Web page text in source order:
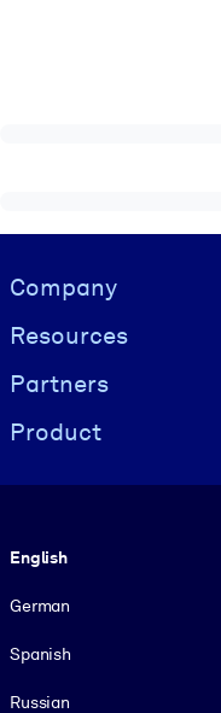
Visually hidden Text
Company
Resources
Partners
Product
English
German
Spanish
Russian